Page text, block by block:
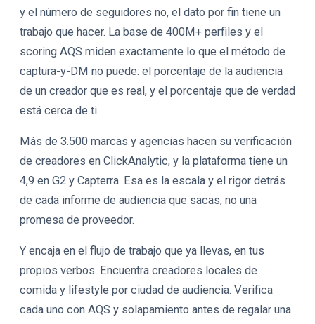
y el número de seguidores no, el dato por fin tiene un
trabajo que hacer. La base de 400M+ perfiles y el
scoring AQS miden exactamente lo que el método de
captura-y-DM no puede: el porcentaje de la audiencia
de un creador que es real, y el porcentaje que de verdad
está cerca de ti.
Más de 3.500 marcas y agencias hacen su verificación
de creadores en ClickAnalytic, y la plataforma tiene un
4,9 en G2 y Capterra. Esa es la escala y el rigor detrás
de cada informe de audiencia que sacas, no una
promesa de proveedor.
Y encaja en el flujo de trabajo que ya llevas, en tus
propios verbos. Encuentra creadores locales de
comida y lifestyle por ciudad de audiencia. Verifica
cada uno con AQS y solapamiento antes de regalar una